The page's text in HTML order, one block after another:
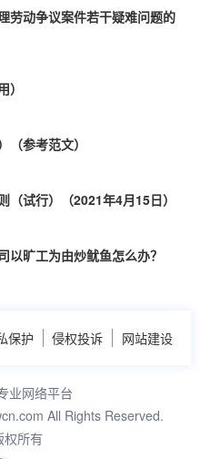
劳动争议案件若干疑难问题的
参考范文）
试行）（2021年4月15日）
以旷工为由炒鱿鱼怎么办？
保护 侵权投诉 网站建设
业网络平台
All Rights Reserved.
权所有